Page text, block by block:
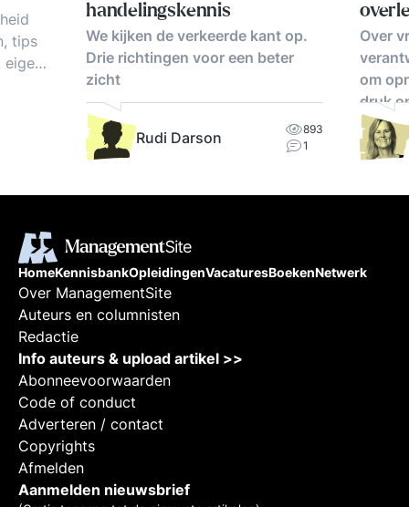
tips
eigen
handelingskennis
We kijken de verkeerde kant op.
Drie richtingen voor een beter
zicht
Rudi Darson
893
1
Over
om
druk
HomeKennisbankOpleidingenVacaturesBoekenNetwerk
Over ManagementSite
Auteurs en columnisten
Redactie
Info auteurs & upload artikel >>
Abonneevoorwaarden
Code of conduct
Adverteren / contact
Copyrights
Afmelden
Aanmelden nieuwsbrief